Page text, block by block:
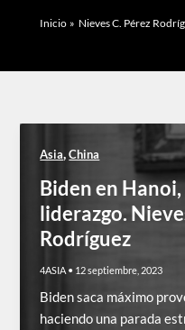
Inicio Nieves C. Pérez
Asia,China
Biden en
liderazgo.
Rodríguez
4ASIA • 12 septiembre, 2023
Biden saca máximo
haciendo una parada